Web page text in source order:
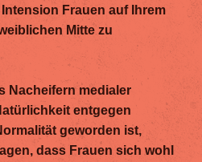
Frauen auf Ihrem
Mitte zu
Nacheifern medialer
entgegen
geworden ist,
dass Frauen sich wohl